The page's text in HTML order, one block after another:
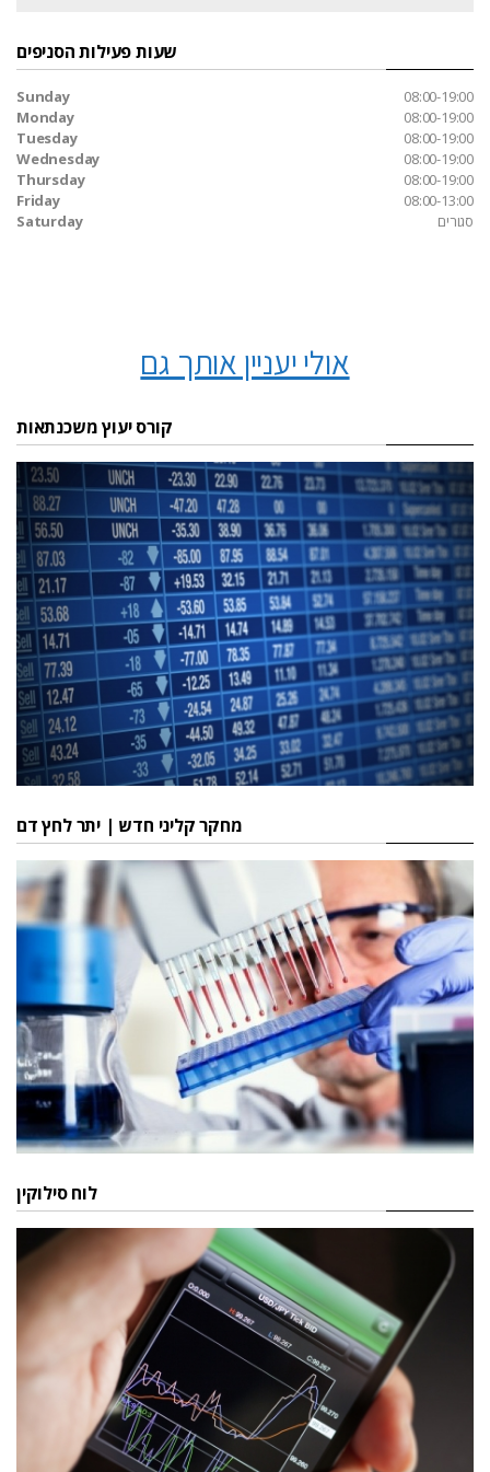
שעות פעילות הסניפים
Sunday
08:00-19:00
Monday
08:00-19:00
Tuesday
08:00-19:00
Wednesday
08:00-19:00
Thursday
08:00-19:00
Friday
08:00-13:00
Saturday
סגורים
אולי יעניין אותך גם
קורס יעוץ משכנתאות
מחקר קליני חדש | יתר לחץ דם
לוח סילוקין